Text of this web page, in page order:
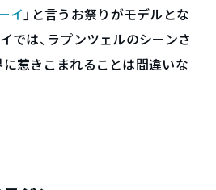
イ 」と言うお祭りがモデルとな
では、ラプンツェルのシーンさ
惹きこまれることは間違いな